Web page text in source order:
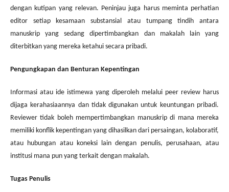
dengan kutipan yang relevan. Peninjau juga harus meminta perhatian
editor setiap kesamaan substansial atau tumpang tindih antara
manuskrip yang sedang dipertimbangkan dan makalah lain yang
diterbitkan yang mereka ketahui secara pribadi.
Pengungkapan dan Benturan Kepentingan
Informasi atau ide istimewa yang diperoleh melalui peer review harus
dijaga kerahasiaannya dan tidak digunakan untuk keuntungan pribadi.
Reviewer tidak boleh mempertimbangkan manuskrip di mana mereka
memiliki konflik kepentingan yang dihasilkan dari persaingan, kolaboratif,
atau hubungan atau koneksi lain dengan penulis, perusahaan, atau
institusi mana pun yang terkait dengan makalah.
Tugas Penulis